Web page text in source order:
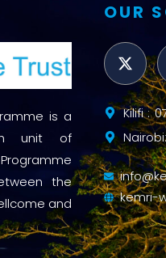
is a
unit of
the
and
OUR
Kilifi :
kemri-